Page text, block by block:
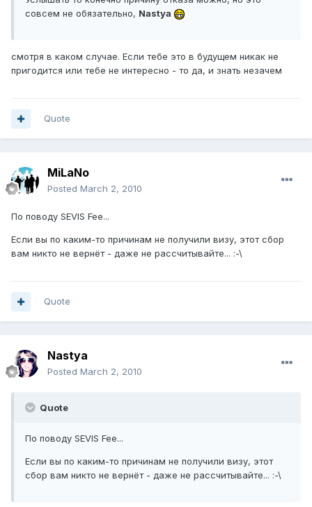
совсем не обязательно, Nastya
смотря в каком случае. Если тебе это в будущем никак не
пригодится или тебе не интересно - то да, и знать незачем
Quote
MiLaNo
Posted March 2, 2010
По поводу SEVIS Fee...
Если вы по каким-то причинам не получили визу, этот сбор
вам никто не вернёт - даже не рассчитывайте... :-\
Quote
Nastya
Posted March 2, 2010
Quote
По поводу SEVIS Fee...
Если вы по каким-то причинам не получили визу, этот
сбор вам никто не вернёт - даже не рассчитывайте... :-\